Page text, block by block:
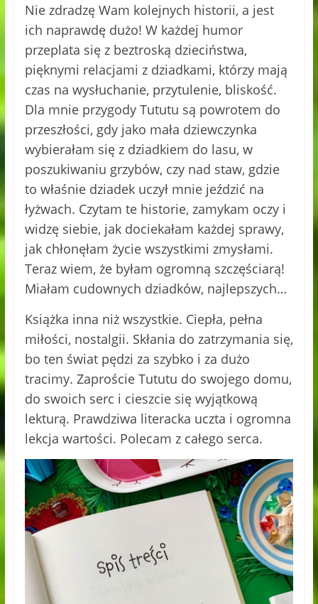
Nie zdradzę Wam kolejnych historii, a jest
ich naprawdę dużo! W każdej humor
przeplata się z beztroską dzieciństwa,
pięknymi relacjami z dziadkami, którzy mają
czas na wysłuchanie, przytulenie, bliskość.
Dla mnie przygody Tututu są powrotem do
przeszłości, gdy jako mała dziewczynka
wybierałam się z dziadkiem do lasu, w
poszukiwaniu grzybów, czy nad staw, gdzie
to właśnie dziadek uczył mnie jeździć na
łyżwach. Czytam te historie, zamykam oczy i
widzę siebie, jak dociekałam każdej sprawy,
jak chłonęłam życie wszystkimi zmysłami.
Teraz wiem, że byłam ogromną szczęściarą!
Miałam cudownych dziadków, najlepszych…
Książka inna niż wszystkie. Ciepła, pełna
miłości, nostalgii. Skłania do zatrzymania się,
bo ten świat pędzi za szybko i za dużo
tracimy. Zaproście Tututu do swojego domu,
do swoich serc i cieszcie się wyjątkową
lekturą. Prawdziwa literacka uczta i ogromna
lekcja wartości. Polecam z całego serca.